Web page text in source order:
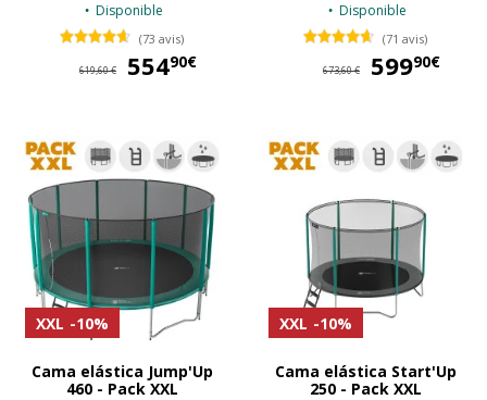
Disponible
(73 avis)
619,60 € 55490€
Disponible
(71 avis)
673,60 € 59990€
XXL -10%
Cama elástica Jump'Up
460 - Pack XXL
XXL -10%
Cama elástica Start'Up
250 - Pack XXL